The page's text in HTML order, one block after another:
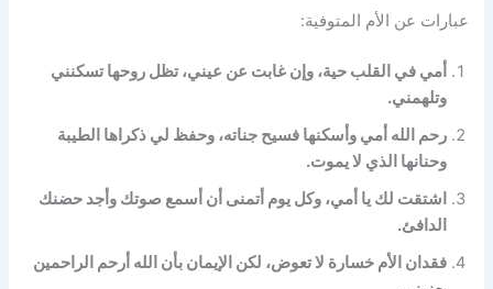
عبارات عن الأم المتوفية:
أمي في القلب حية، وإن غابت عن عيني، تظل روحها تسكنني
وتلهمني.
رحم الله أمي وأسكنها فسيح جناته، وحفظ لي ذكراها الطيبة
وحنانها الذي لا يموت.
اشتقت لك يا أمي، وكل يوم أتمنى أن أسمع صوتك وأجد حضنك
الدافئ.
فقدان الأم خسارة لا تعوض، لكن الإيمان بأن الله أرحم الراحمين